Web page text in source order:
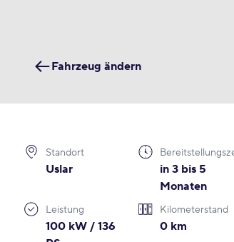
Fahrzeug ändern
Standort
Uslar
in 3 bis 5
Monaten
Leistung
100 kW / 136
Kilometerstand
0 km